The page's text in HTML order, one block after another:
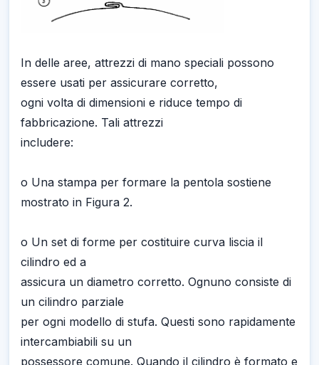
In delle aree, attrezzi di mano speciali possono
essere usati per assicurare corretto,
ogni volta di dimensioni e riduce tempo di
fabbricazione. Tali attrezzi
includere:
o Una stampa per formare la pentola sostiene
mostrato in Figura 2.
o Un set di forme per costituire curva liscia il
cilindro ed a
assicura un diametro corretto. Ognuno consiste di
un cilindro parziale
per ogni modello di stufa. Questi sono rapidamente
intercambiabili su un
possessore comune. Quando il cilindro è formato e